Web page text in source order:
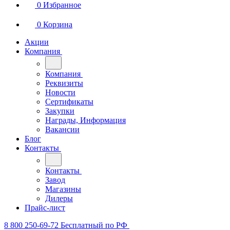
0 Избранное
0 Корзина
Акции
Компания
Компания
Реквизиты
Новости
Сертификаты
Закупки
Награды, Информация
Вакансии
Блог
Контакты
Контакты
Завод
Магазины
Дилеры
Прайс-лист
8 800 250-69-72 Бесплатный по РФ